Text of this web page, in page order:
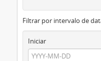
Filtrar por intervalo de
Iniciar